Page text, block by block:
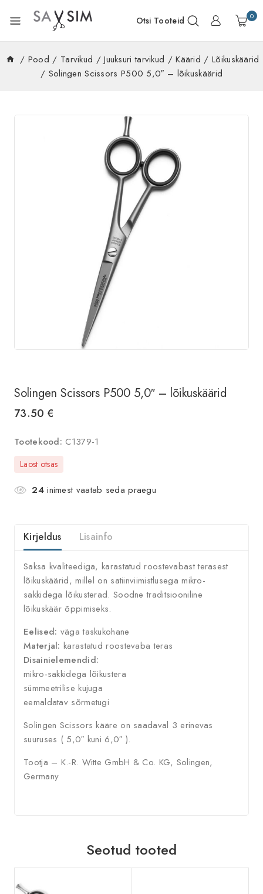
Otsi Tooteid 0
/ Pood / Tarvikud / Juuksuri tarvikud / Käärid / Lõikuskäärid
/ Solingen Scissors P500 5,0″ – lõikuskäärid
Solingen Scissors P500 5,0″ – lõikuskäärid
73.50 €
Tootekood: C1379-1
Laost otsas
24inimest vaatab seda praegu
Kirjeldus Lisainfo
Saksa kvaliteediga, karastatud roostevabast terasest
lõikuskäärid, millel on satiinviimistlusega mikro-
sakkidega lõikusterad. Soodne traditsiooniline
lõikuskäär õppimiseks.
Eelised: väga taskukohane
Materjal: karastatud roostevaba teras
Disainielemendid:
mikro-sakkidega lõikustera
sümmeetrilise kujuga
eemaldatav sõrmetugi
Solingen Scissors kääre on saadaval 3 erinevas
suuruses ( 5,0″ kuni 6,0″ ).
Tootja – K.-R. Witte GmbH & Co. KG, Solingen,
Germany
Seotud tooted